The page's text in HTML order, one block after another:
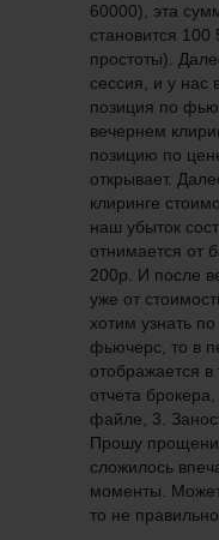
60000), эта
становится
простоты).
сессия, и у нас
позиция по
вечернем
позицию по
открывает.
клиринге
наш убыток
отнимается от
200р. И после
уже от
хотим узнать
фьючерс, то в
отображается
отчета
файле, 3.
Прошу
сложилось
моменты.
то не